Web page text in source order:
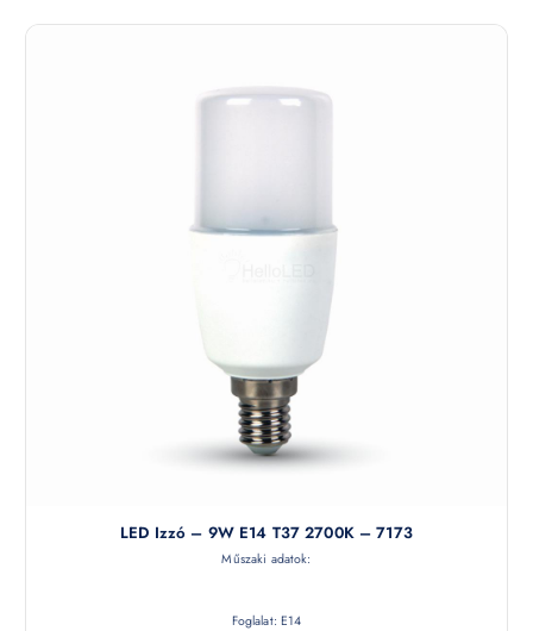
LED Izzó – 9W E14 T37 2700K – 7173
Műszaki adatok:
Foglalat: E14